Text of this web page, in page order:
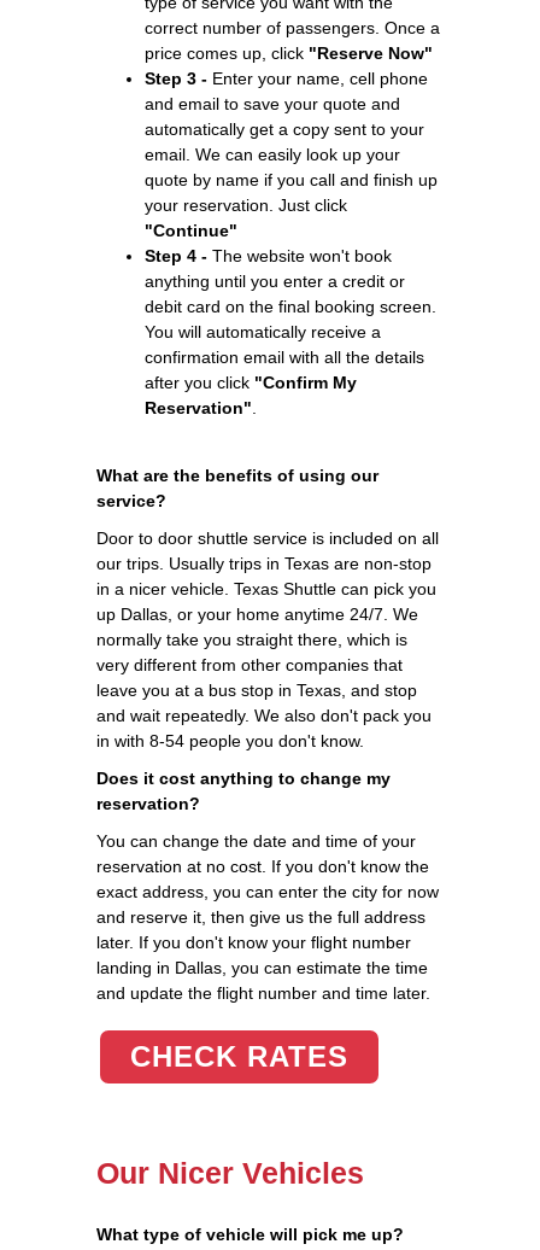
correct number of passengers. Once a
price comes up, click "Reserve Now"
Step 3 - Enter your name, cell phone
and email to save your quote and
automatically get a copy sent to your
email. We can easily look up your
quote by name if you call and finish up
your reservation. Just click
"Continue"
Step 4 - The website won't book
anything until you enter a credit or
debit card on the final booking screen.
You will automatically receive a
confirmation email with all the details
after you click "Confirm My
Reservation"
What are the benefits of using our
service?
Door to door shuttle service is included on all
our trips. Usually trips in Texas are non-stop
in a nicer vehicle. Texas Shuttle can pick you
up Dallas, or your home anytime 24/7. We
normally take you straight there, which is
very different from other companies that
leave you at a bus stop in Texas, and stop
and wait repeatedly. We also don't pack you
in with 8-54 people you don't know.
Does it cost anything to change my
reservation?
You can change the date and time of your
reservation at no cost. If you don't know the
exact address, you can enter the city for now
and reserve it, then give us the full address
later. If you don't know your flight number
landing in Dallas, you can estimate the time
and update the flight number and time later.
CHECK RATES
Our Nicer Vehicles
What type of vehicle will pick me up?